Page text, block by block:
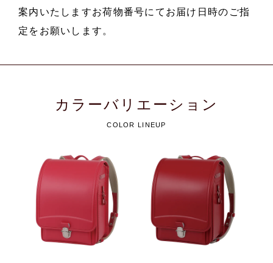
案内いたしますお荷物番号にてお届け日時のご指
定をお願いします。
カラーバリエーション
COLOR LINEUP